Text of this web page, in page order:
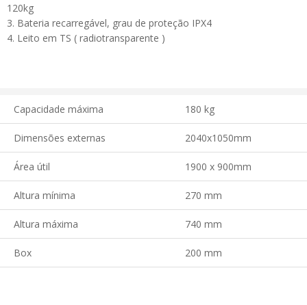
120kg
3. Bateria recarregável, grau de proteção IPX4
4. Leito em TS ( radiotransparente )
Capacidade máxima 180 kg
Dimensões externas 2040x1050mm
Área útil 1900 x 900mm
Altura mínima 270 mm
Altura máxima 740 mm
Box 200 mm